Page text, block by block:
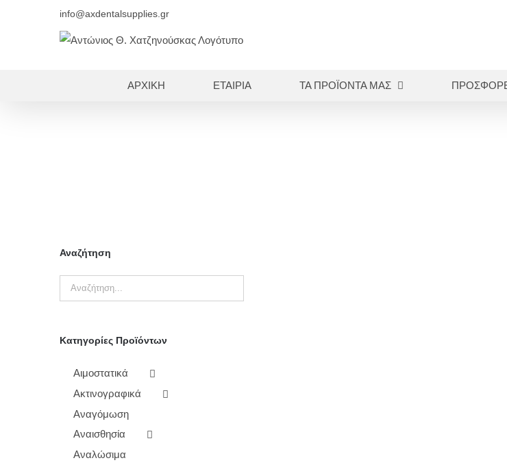
info@axdentalsupplies.gr
ΑΡΧΙΚΗ ΕΤΑΙΡΙΑ ΤΑ ΠΡΟΪΟΝΤΑ ΜΑΣ
Αναζήτηση
Κατηγορίες Προϊόντων
Αιμοστατικά
Ακτινογραφικά
Αναγόμωση
Αναισθησία
Αναλώσιμα